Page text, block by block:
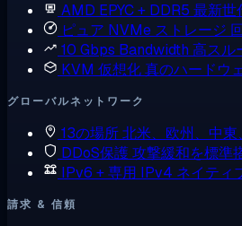
AMD EPYC + DDR5 最新世
ピュア NVMe ストレージ
10 Gbps Bandwidth 高スル
KVM 仮想化真のハードウ
グローバルネットワーク
13の場所北米、欧州、中東
DDoS保護攻撃緩和を標準
IPv6 + 専用 IPv4 ネイティ
請求 & 信頼